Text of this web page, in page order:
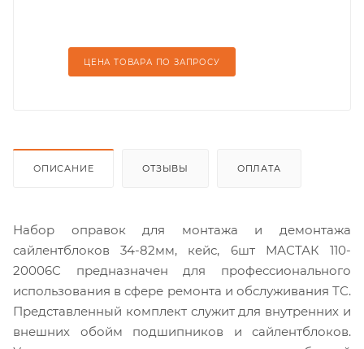
ЦЕНА ТОВАРА ПО ЗАПРОСУ
ОПИСАНИЕ ОТЗЫВЫ ОПЛАТА
Набор оправок для монтажа и демонтажа
сайлентблоков 34-82мм, кейс, 6шт МАСТАК 110-
20006C предназначен для профессионального
использования в сфере ремонта и обслуживания ТС.
Представленный комплект служит для внутренних и
внешних обойм подшипников и сайлентблоков.